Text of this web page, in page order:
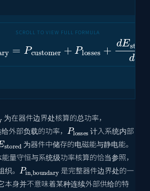
=Pcustomer+Plosses+ d
为在器件边界处核算的总功率，
外部负载的功率，
Plosses
计入系统内部
stored
为器件中储存的电磁能与静电能。
量守恒与系统级功率核算的恰当参照，
。
P in,boundary
是完整器件边界处的一
本身并不意味着某种连续外部供给的特